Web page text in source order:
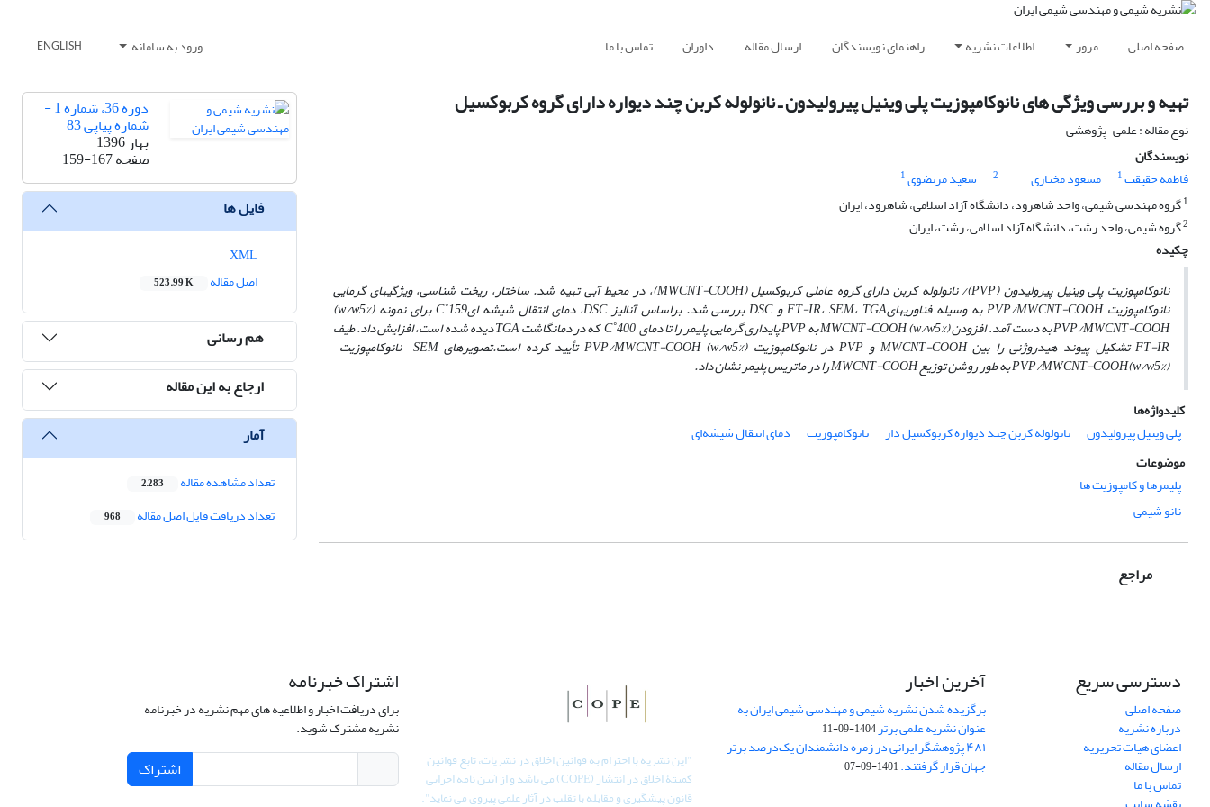
صفحه اصلی مرور اطلاعات نشریه راهنمای نویسندگان ارسال مقاله داوران تماس با ما ورود به سامانه ENGLISH
تهیه و بررسی ویژگی های نانوکامپوزیت پلی وینیل پیرولیدون ـ نانولوله کربن چند دیواره دارای گروه کربوکسیل
نوع مقاله : علمی-پژوهشی
نویسندگان
فاطمه حقیقت1 مسعود مختاری 2 سعید مرتضوی1
1گروه مهندسی شیمی، واحد شاهرود، دانشگاه آزاد اسلامی، شاهرود، ایران
2گروه شیمی، واحد رشت، دانشگاه آزاد اسلامی، رشت، ایران
چکیده
نانوکامپوزیت پلی وینیل پیرولیدون(PVP) / نانولوله کربن دارای گروه عاملی کربوکسیل(MWCNT-
COOH) ، در محیط آبی تهیه شد. ساختار، ریخت شناسی، ویژگی­های گرمایی
نانوکامپوزیتPVP/MWCNT-COOHبه وسیله فناوری­های FT-IR،SEM، TGA وDSCبررسی شد. براساس آنالیزDSC، دمای انتقال شیشه ای C˚159 برای نمونه (
w/w5%)
PVP/MWCNT-COOHبه­ دست آمد.افزودن(
w/w5%)
MWCNT-COOHبهPVPپایداری گرمایی پلیمر را تا دمایC
˚400 که در دمانگاشت TGAدیده شده است، افزایش داد. طیف
FT-IRتشکیل پیوند هیدروژنی را بینMWCNT-COOH وPVP در نانوکامپوزیت(
w/w5%)
PVP/MWCNT-COOHتأیید کرده است.تصویرهایSEM نانوکامپوزیت
(
w/w5%)
PVP/MWCNT-COOHبه طور روشن توزیعMWCNT-COOHرا در ماتریس پلیمر نشان داد.
کلیدواژه‌ها
پلی وینیل پیرولیدون
نانولوله کربن چند دیواره کربوکسیل دار نانوکامپوزیت
دمای انتقال شیشه‌ای
موضوعات
پلیمرها و کامپوزیت ها
نانو شیمی
مراجع
دوره 36، شماره 1 -
شماره پیاپی 83
بهار 1396
صفحه159-167
فایل ها
اصل مقاله
523.99 K
هم رسانی
ارجاع به این مقاله
آمار
تعداد مشاهده مقاله 2,283
تعداد دریافت فایل اصل مقاله 968
دسترسی سریع
صفحه اصلی
درباره نشریه
اعضای هیات تحریریه
ارسال مقاله
تماس با ما
آخرین اخبار
برگزیده شدن نشریه شیمی و مهندسی شیمی ایران به
عنوان نشریه علمی برتر1404-09-11
۴۸۱ پژوهشگر ایرانی در زمره دانشمندان یک‌درصد برتر
جهان قرار گرفتند.1401-09-07
"این نشریه با احترام به قوانین اخلاق در نشریات، تابع قوانین
کمیتۀ اخلاق در انتشار (COPE) می باشد و از آیین نامه اجرایی
قانون پیشگیری و مقابله با تقلب در آثار علمی پیروی می نماید".
اشتراک خبرنامه
برای دریافت اخبار و اطلاعیه های مهم نشریه در خبرنامه
نشریه مشترک شوید.
اشتراک